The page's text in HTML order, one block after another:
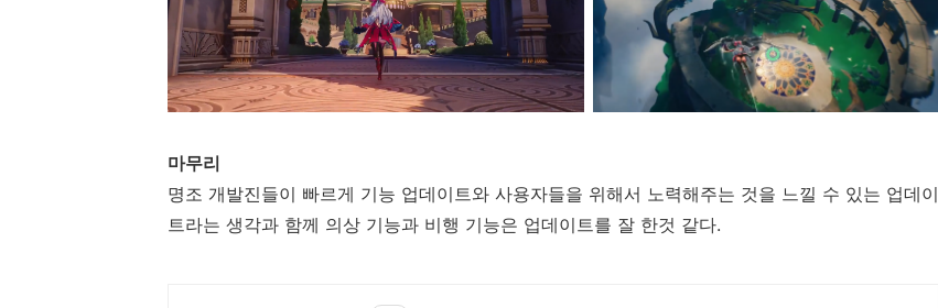
마무리
명조 개발진들이 빠르게 기능 업데이트와 사용자들을 위해서 노력해주는 것을 느낄 수 있는 업데이
트라는 생각과 함께 의상 기능과 비행 기능은 업데이트를 잘 한것 같다.